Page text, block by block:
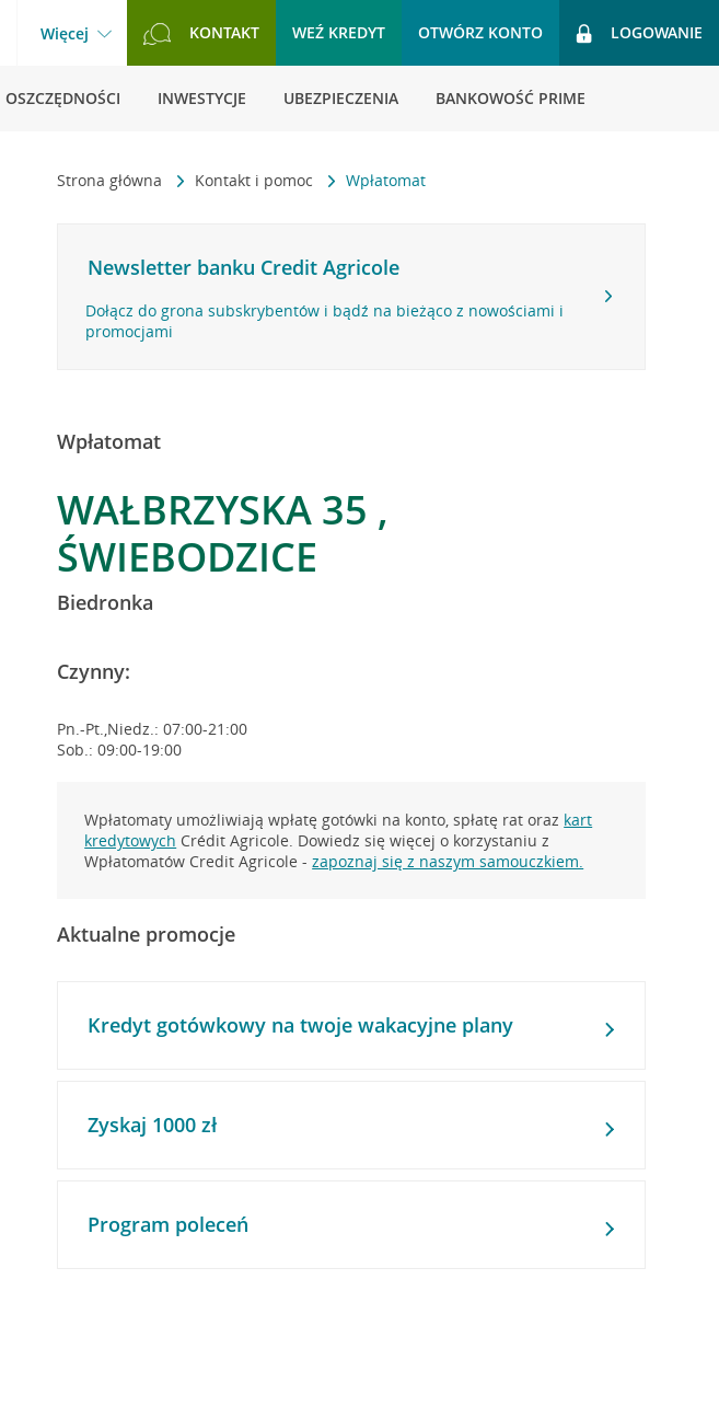
Więcej KONTAKT WEŹ KREDYT OTWÓRZ KONTO LOGOWANIE
OSZCZĘDNOŚCI INWESTYCJE UBEZPIECZENIA BANKOWOŚĆ PRIME
Strona główna Kontakt i pomoc Wpłatomat
Newsletter banku Credit Agricole
Dołącz do grona subskrybentów i bądź na bieżąco z nowościami i
promocjami
Wpłatomat
WAŁBRZYSKA 35 ,
ŚWIEBODZICE
Biedronka
Czynny:
Pn.-Pt.,Niedz.: 07:00-21:00
Sob.: 09:00-19:00
Wpłatomaty umożliwiają wpłatę gotówki na konto, spłatę rat oraz kart
kredytowych Crédit Agricole. Dowiedz się więcej o korzystaniu z
Wpłatomatów Credit Agricole -zapoznaj się z naszym samouczkiem.
Aktualne promocje
Kredyt gotówkowy na twoje wakacyjne plany
Zyskaj 1000 zł
Program poleceń